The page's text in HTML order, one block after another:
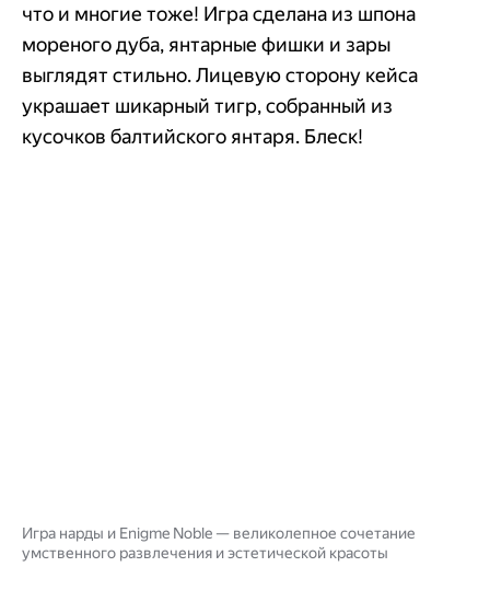
что и многие тоже! Игра сделана из шпона
мореного дуба, янтарные фишки и зары
выглядят стильно. Лицевую сторону кейса
украшает шикарный тигр, собранный из
кусочков балтийского янтаря. Блеск!
Игра нарды и Enigme Noble — великолепное сочетание
умственного развлечения и эстетической красоты